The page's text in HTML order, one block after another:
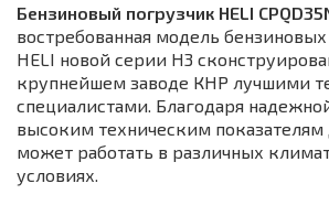
Бензиновый погрузчик HELI
востребованная модель
HELI новой серии H3
крупнейшем заводе КНР лучшими
специалистами. Благодаря
высоким техническим показателям
может работать в различных
условиях.